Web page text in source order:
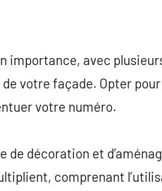
importance, avec
votre façade. Opter
votre numéro.
de décoration et
comprenant